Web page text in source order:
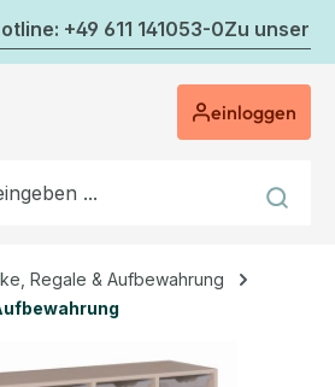
+49 611 141053-0Zu
einloggen
Regale & Aufbewahrung